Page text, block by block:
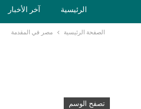
الرئيسية آخر الأخبار
الصفحة الرئيسية مصر في المقدمة
تصفح الوسم